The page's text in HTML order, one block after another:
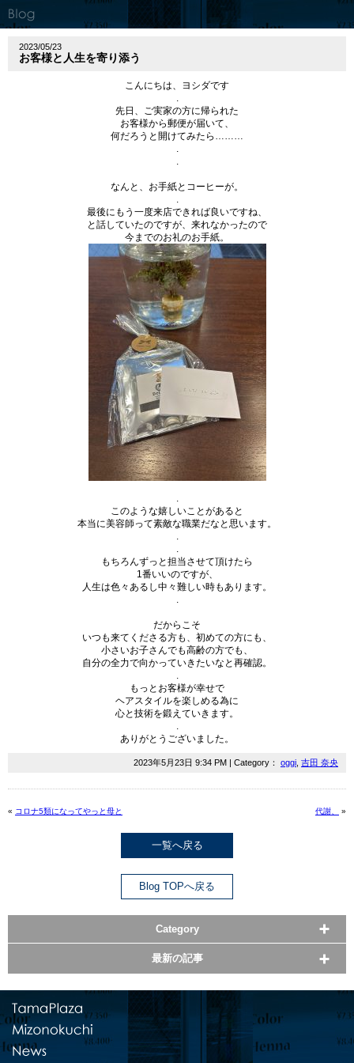
2023/05/23
お客様と人生を寄り添う
こんにちは、ヨシダです
.
先日、ご実家の方に帰られた
お客様から郵便が届いて、
何だろうと開けてみたら ………
.
.
なんと、お手紙とコーヒーが。
.
最後にもう一度来店できれば良いですね、
と話していたのですが、来れなかったので
今までのお礼のお手紙。
.
このような嬉しいことがあると
本当に美容師って素敵な職業だなと思います。
.
.
もちろんずっと担当させて頂けたら
1番いいのですが、
人生は色々あるし中々難しい時もあります。
.
だからこそ
いつも来てくださる方も、初めての方にも、
小さいお子さんでも高齢の方でも、
自分の全力で向かっていきたいなと再確認。
.
もっとお客様が幸せで
ヘアスタイルを楽しめる為に
心と技術を鍛えていきます。
.
ありがとうございました。
2023年5月23日 9:34 PM | Category： oggi 吉田 奈央
« コロナ5類になってやっと母と 代謝、 »
一覧へ戻る
Blog TOPへ戻る
Category
最新の記事